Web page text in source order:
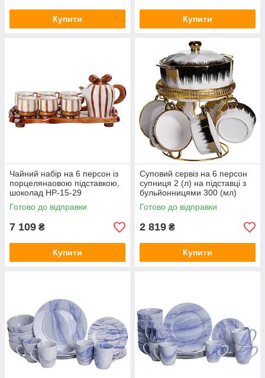
Купити Купити
Чайний набір на 6 персон із
порцелянаовою підставкою,
шоколад HP-15-29
Готово до відправки
7 109 ₴
Купити
Суповий сервіз на 6 персон
супниця 2 (л) на підставці з
бульйонницями 300 (мл)
тарілки для супу ML-T35
Готово до відправки
2 819 ₴
Купити